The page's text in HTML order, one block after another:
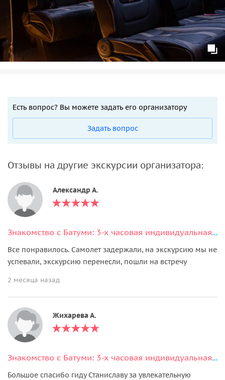
Есть вопрос? Вы можете задать его организатору
Задать вопрос
Отзывы на другие экскурсии организатора:
Александр А.
Знакомство с Батуми: 3-х часовая индивидуальная экскурсия по городу
Все понравилось. Самолет задержали, на экскурсию мы не
успевали, экскурсию перенесли, пошли на встречу
2 месяца назад
Жихарева А.
Знакомство с Батуми: 3-х часовая индивидуальная экскурсия по городу
Большое спасибо гиду Станиславу за увлекательную